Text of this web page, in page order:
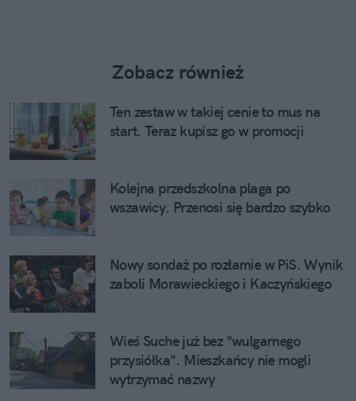
Zobacz również
Ten zestaw w takiej cenie to mus na
start. Teraz kupisz go w promocji
Kolejna przedszkolna plaga po
wszawicy. Przenosi się bardzo szybko
Nowy sondaż po rozłamie w PiS. Wynik
zaboli Morawieckiego i Kaczyńskiego
Wieś Suche już bez "wulgarnego
przysiółka". Mieszkańcy nie mogli
wytrzymać nazwy